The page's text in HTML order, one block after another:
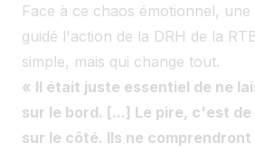
Face à ce chaos émotionnel,
guidé l'action de la DRH de la
simple, mais qui change tout.
« Il était juste essentiel de ne
sur le bord. [...] Le pire, c'est de
sur le côté. Ils ne comprendront